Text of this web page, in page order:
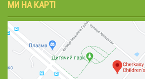
МИ НА КАРТІ